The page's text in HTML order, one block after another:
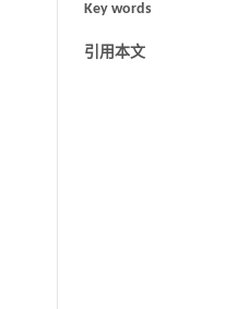
Key words
引用本文